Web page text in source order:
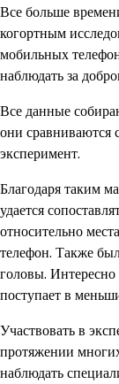
Все больше
когортным
мобильных
наблюдать за
Все данные
они сравниваются
эксперимент.
Благодаря таким
удается
относительно
телефон. Также
головы.
поступает в
Участвовать в
протяжении
наблюдать